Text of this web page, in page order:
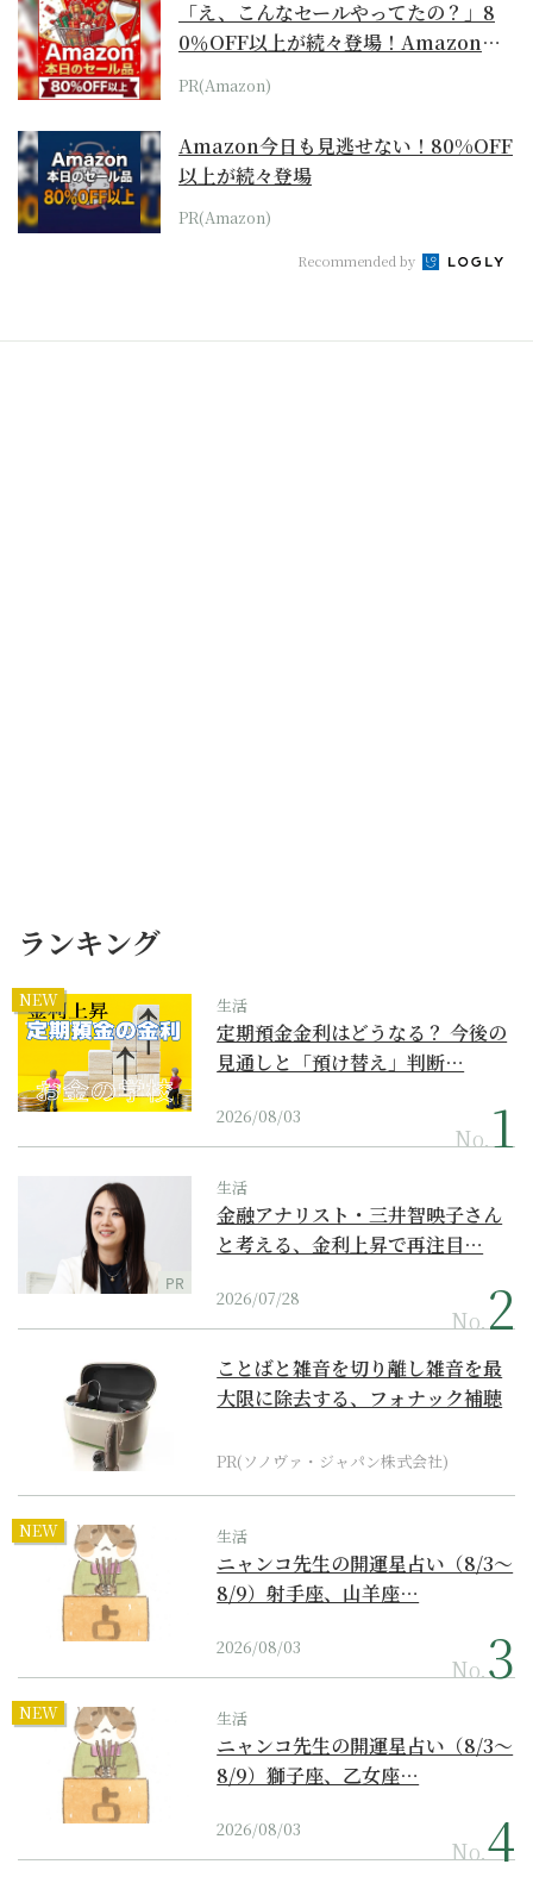
「え、こんなセールやってたの？」8
0％OFF以上が続々登場！Amazonの
本気が...
PR(Amazon)
Amazon今日も見逃せない！80%OFF
以上が続々登場
PR(Amazon)
Recommended by
ランキング
NEW 生活
定期預金金利はどうなる？ 今後の
見通しと「預け替え」判断…
2026/08/03
No.
PR
生活
金融アナリスト・三井智映子さん
と考える、金利上昇で再注目…
2026/07/28
No.
ことばと雑音を切り離し雑音を最
大限に除去する、フォナック補聴
PR(ソノヴァ・ジャパン株式会社)
NEW 生活
ニャンコ先生の開運星占い（8/3～
8/9）射手座、山羊座…
2026/08/03
No.
NEW 生活
ニャンコ先生の開運星占い（8/3～
8/9）獅子座、乙女座…
2026/08/03
No.